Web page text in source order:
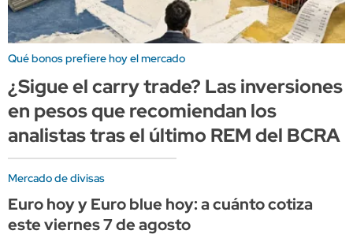
Qué bonos prefiere hoy el mercado
¿Sigue el carry trade? Las inversiones
en pesos que recomiendan los
analistas tras el último REM del BCRA
Mercado de divisas
Euro hoy y Euro blue hoy: a cuánto cotiza
este viernes 7 de agosto